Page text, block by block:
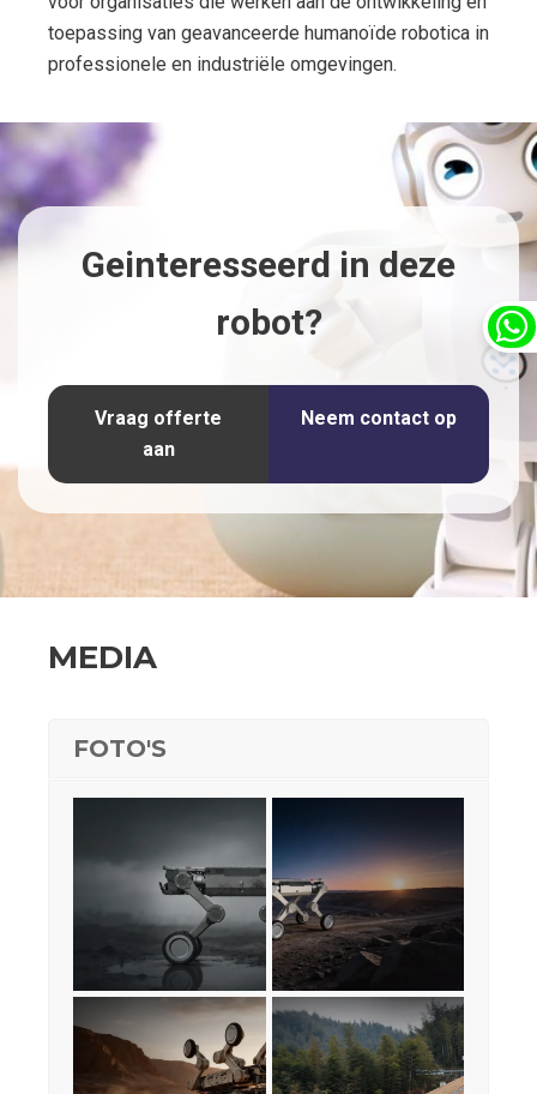
toepassing van geavanceerde humanoïde robotica in
professionele en industriële omgevingen.
Geinteresseerd in deze
robot?
Vraag offerte
aan
Neem contact op
MEDIA
FOTO'S